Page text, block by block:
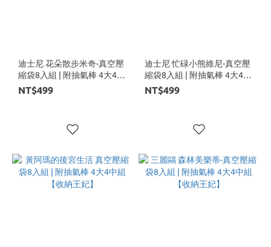
迪士尼 花朵散步米奇-真空壓
縮袋8入組 | 附抽氣棒 4大4中
組【收納王妃】
NT$499
迪士尼 忙碌小熊維尼-真空壓
縮袋8入組 | 附抽氣棒 4大4中
組【收納王妃】
NT$499